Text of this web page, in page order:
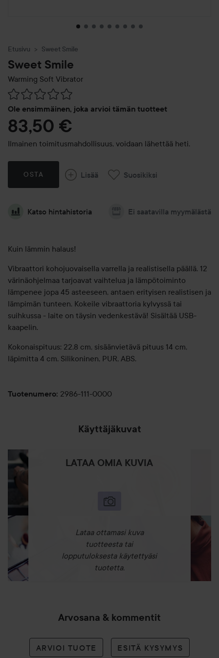
Etusivu Sweet Smile
Sweet Smile
Warming Soft Vibrator
Ole ensimmäinen, joka arvioi tämän tuotteet
Siirtyä jhk Arvosana & kommentit
83,50 €
Ilmainen toimitusmahdollisuus, voidaan lähettää heti.
OSTA Lisää Suosikiksi
Katso hintahistoria Ei saatavilla myymälästä
Kuin lämmin halaus!
Vibraattori kohojuovaisella varrella ja realistisella päällä. 12
värinäohjelmaa tarjoavat vaihtelua ja lämpötoiminto
lämpenee jopa 45 asteeseen, antaen erityisen realistisen ja
lämpimän tunteen. Kokeile vibraattoria kylvyssä tai
suihkussa - laite on täysin vedenkestävä! Sisältää USB-
kaapelin.
Kokonaispituus: 22,8 cm, sisäänvietävä pituus 14 cm,
läpimitta 4 cm. Silikoninen, PUR, ABS.
Tuotenumero: 2986-111-0000
Käyttäjäkuvat
LATAA OMIA KUVIA
Lataa ottamasi kuva
tuotteesta tai
lopputuloksesta käytettyäsi
tuotetta.
Arvosana & kommentit
ARVIOI TUOTE ESITÄ KYSYMYS